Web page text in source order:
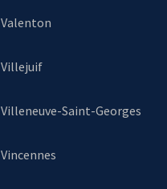
Valenton
Villejuif
Villeneuve-Saint-Georges
Vincennes